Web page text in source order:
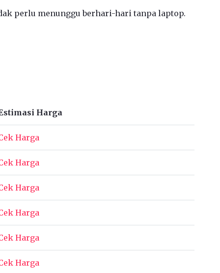
perlu menunggu berhari-hari tanpa laptop.
Harga
Harga
Harga
Harga
Harga
Harga
Harga